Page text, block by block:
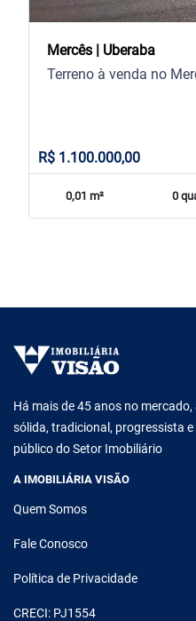
Mercês | Uberaba
Terreno à venda no
R$ 1.100.000,00
0,01 m² 0
Há mais de 45 anos no
sólida, tradicional, progressista
público do Setor Imobiliário
A IMOBILIÁRIA VISÃO
Quem Somos
Fale Conosco
Política de Privacidade
CRECI: PJ1554